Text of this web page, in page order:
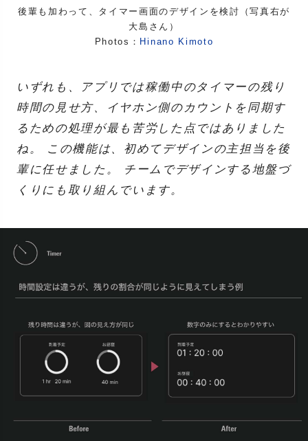
後輩も加わって、タイマー画面のデザインを検討（写真右が
大島さん）
Photos： Hinano Kimoto
いずれも、アプリでは稼働中のタイマーの残り
時間の見せ方、イヤホン側のカウントを同期す
るための処理が最も苦労した点ではありました
ね。 この機能は、初めてデザインの主担当を後
輩に任せました。 チームでデザインする地盤づ
くりにも取り組んでいます。